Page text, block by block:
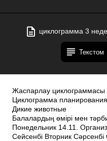
циклограмма 3
Текстом
Жаспарлау циклограммасы
Циклограмма
Дикие животные
Балалардың өмірі мен
Понедельник 14.11.
Сейсенбі Вторник